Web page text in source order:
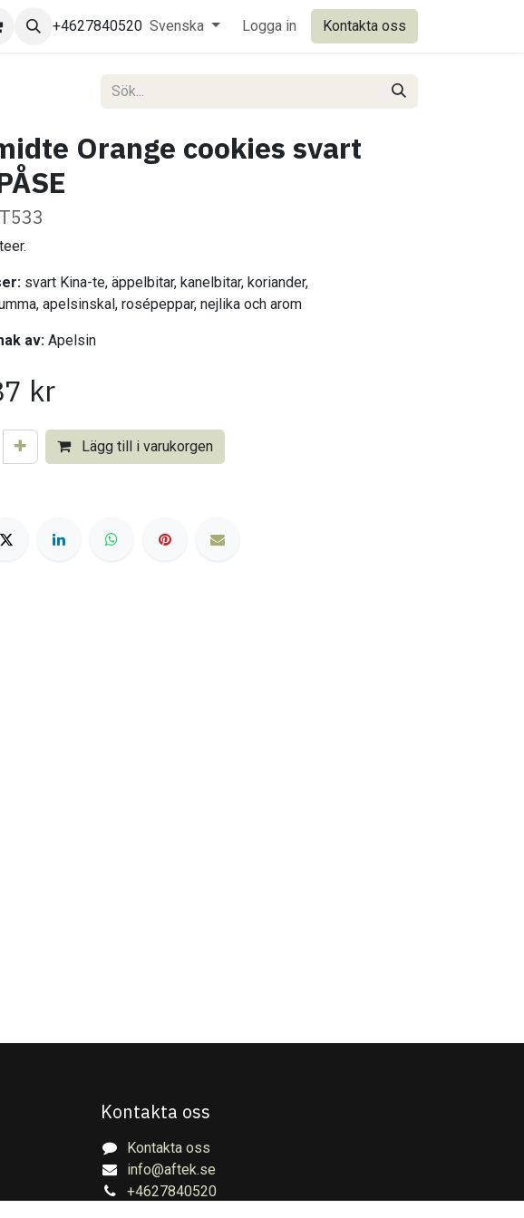
+4627840520 Svenska Logga in Kontakta oss
Orange cookies svart
svart Kina-te, äppelbitar, kanelbitar, koriander,
apelsinskal, rosépeppar, nejlika och arom
av: Apelsin
kr
Lägg till i varukorgen
Kontakta oss
Kontakta oss
info@aftek.se
+4627840520